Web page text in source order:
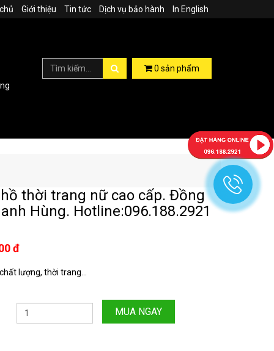
Giới thiệu Tin tức Dịch vụ bảo hành In English
0 sản phẩm
thời trang nữ cao cấp. Đồng
Hùng. Hotline:096.188.2921
đ
lượng, thời trang...
MUA NGAY